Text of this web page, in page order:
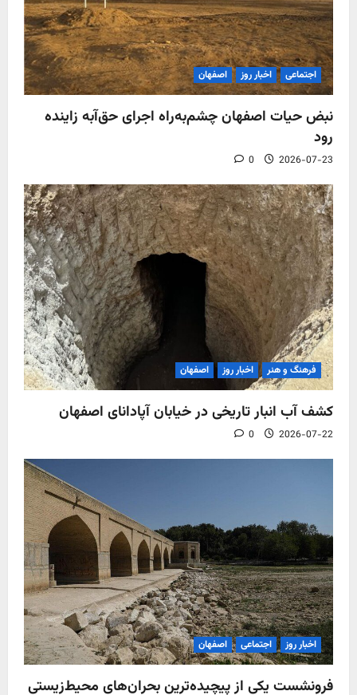
اجتماعی اخبار روز اصفهان
نبض حیات اصفهان چشم‌به‌راه اجرای حق‌آبه زاینده
رود
2026-07-23
0
فرهنگ و هنر اخبار روز اصفهان
کشف آب‌ انبار تاریخی در خیابان آپادانای اصفهان
2026-07-22
0
اخبار روز اجتماعی اصفهان
فرونشست یکی از پیچیده‌ترین بحران‌های محیط‌زیستی